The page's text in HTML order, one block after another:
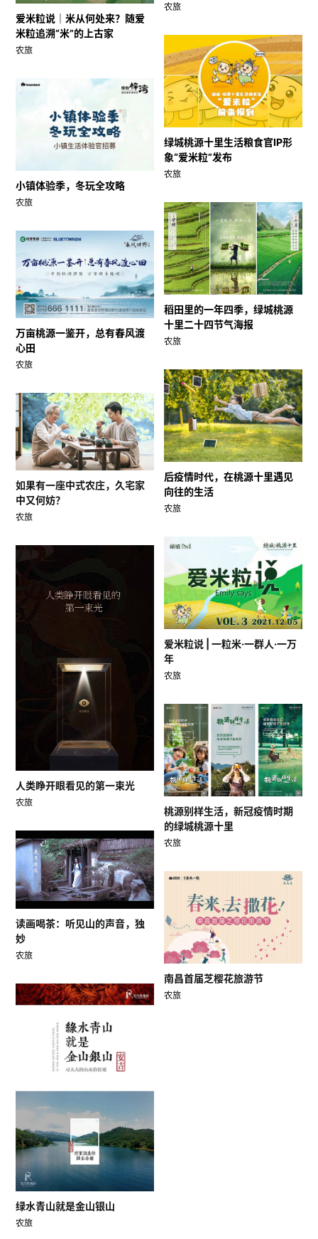
农旅
爱米粒说｜米从何处来？随爱
米粒追溯“米”的上古家
农旅
绿城桃源十里生活粮食官IP形
象“爱米粒”发布
农旅
小镇体验季，冬玩全攻略
农旅
稻田里的一年四季，绿城桃源
十里二十四节气海报
农旅
万亩桃源一鉴开，总有春风渡
心田
农旅
后疫情时代，在桃源十里遇见
向往的生活
农旅
如果有一座中式农庄，久宅家
中又何妨？
农旅
爱米粒说 | 一粒米·一群人·一万
年
农旅
人类睁开眼看见的第一束光
农旅
桃源别样生活，新冠疫情时期
的绿城桃源十里
农旅
读画喝茶：听见山的声音，独
妙
农旅
南昌首届芝樱花旅游节
农旅
绿水青山就是金山银山
农旅